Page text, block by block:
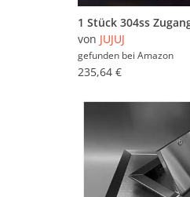
von JUJUJ
gefunden bei Amazon
235,64 €